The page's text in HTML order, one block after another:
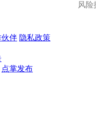
风险
伴 隐私政策
点掌发布